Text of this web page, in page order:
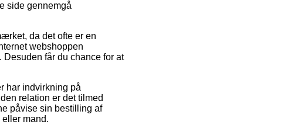
side gennemgå
da det ofte er en
webshoppen
får du chance for at
har indvirkning på
relation er det tilmed
påvise sin bestilling af
mand.